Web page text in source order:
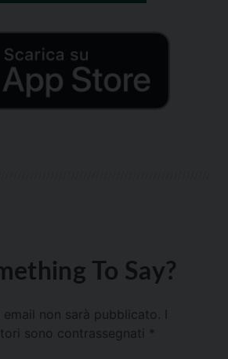
To Say?
email non sarà pubblicato.
sono contrassegnati *